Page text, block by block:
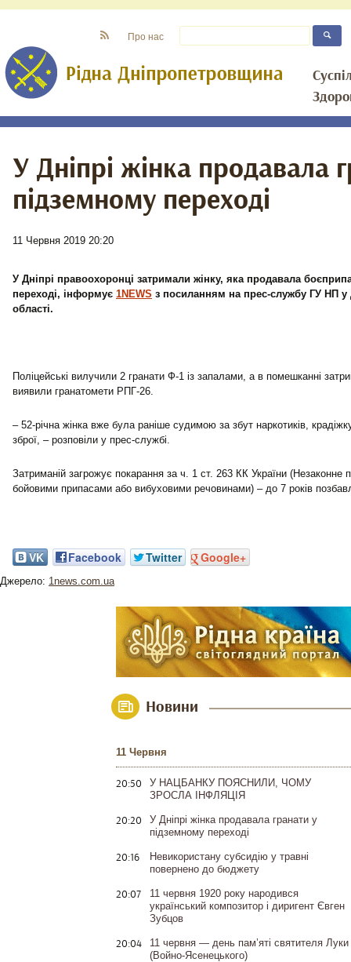
Про нас
У Дніпрі жінка продавала
підземному переході
11 Червня 2019 20:20
У Дніпрі правоохоронці затримали жінку, яка продавала
переході, інформує 1NEWS з посиланням на прес-службу ГУ НП у
області.
Поліцейські вилучили 2 гранати Ф-1 із запалами, а в помешканні
виявили гранатомети РПГ-26.
– 52-річна жінка вже була раніше судимою за збут наркотиків,
зброї, – розповіли у прес-службі.
Затриманій загрожує покарання за ч. 1 ст. 263 КК України (Незаконне
бойовими припасами або вибуховими речовинами) – до 7 років
VK Facebook Twitter Google+
Джерело: 1news.com.ua
Новини
11 Червня
20:50
У НАЦБАНКУ ПОЯСНИЛИ, ЧОМУ
ЗРОСЛА ІНФЛЯЦІЯ
20:20
У Дніпрі жінка продавала гранати у
підземному переході
20:16
Невикористану субсидію у травні
повернено до бюджету
20:07
11 червня 1920 року народився
український композитор і диригент Євген
Зубцов
20:04
11 червня — день пам’яті святителя Луки
(Войно-Ясенецького)